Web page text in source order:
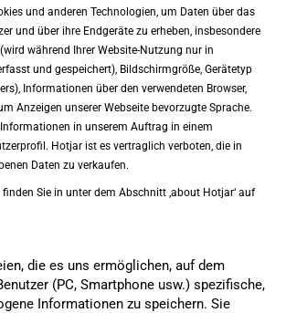
und anderen Technologien, um Daten über das
und über ihre Endgeräte zu erheben, insbesondere
(wird während Ihrer Website-Nutzung nur in
und gespeichert), Bildschirmgröße, Gerätetyp
Informationen über den verwendeten Browser,
Anzeigen unserer Webseite bevorzugte Sprache.
in unserem Auftrag in einem
Hotjar ist es vertraglich verboten, die in
Daten zu verkaufen.
Weitere Informationen finden Sie in unter dem Abschnitt ‚about Hotjar‘ auf
die es uns ermöglichen, auf dem
(PC, Smartphone usw.) spezifische,
Informationen zu speichern. Sie